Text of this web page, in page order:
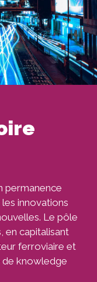
permanence
innovations
Le pôle
en capitalisant
ferroviaire et
de knowledge